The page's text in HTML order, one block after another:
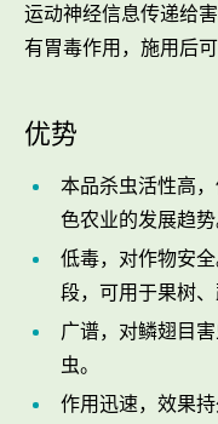
运动神经信息传递给
有胃毒作用，施用后
优势
本品杀虫活性高
色农业的发展趋势
低毒，对作物安
段，可用于果树
广谱，对鳞翅目
虫。
作用迅速，效果